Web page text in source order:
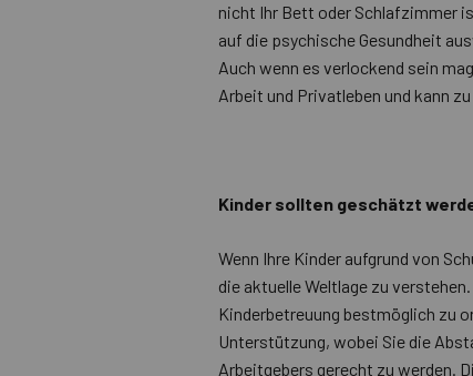
nicht Ihr Bett oder Schlafzimmer
auf die psychische Gesundheit
Auch wenn es verlockend sein
Arbeit und Privatleben und kann
Kinder sollten geschätzt
Wenn Ihre Kinder aufgrund von
die aktuelle Weltlage zu
Kinderbetreuung bestmöglich zu
Unterstützung, wobei Sie die
Arbeitgebers gerecht zu werden.